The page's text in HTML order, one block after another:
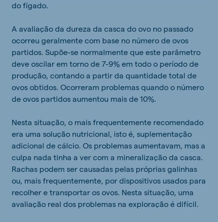
do fígado.
A avaliação da dureza da casca do ovo no passado
ocorreu geralmente com base no número de ovos
partidos. Supõe-se normalmente que este parâmetro
deve oscilar em torno de 7-9% em todo o período de
produção, contando a partir da quantidade total de
ovos obtidos. Ocorreram problemas quando o número
de ovos partidos aumentou mais de 10%.
Nesta situação, o mais frequentemente recomendado
era uma solução nutricional, isto é, suplementação
adicional de cálcio. Os problemas aumentavam, mas a
culpa nada tinha a ver com a mineralização da casca.
Rachas podem ser causadas pelas próprias galinhas
ou, mais frequentemente, por dispositivos usados para
recolher e transportar os ovos. Nesta situação, uma
avaliação real dos problemas na exploração é difícil.